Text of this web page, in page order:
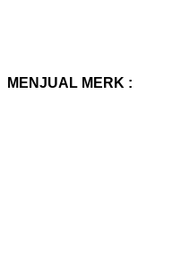
MENJUAL MERK :